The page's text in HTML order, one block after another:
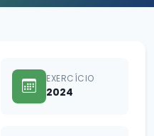
EXERCÍCIO
2024